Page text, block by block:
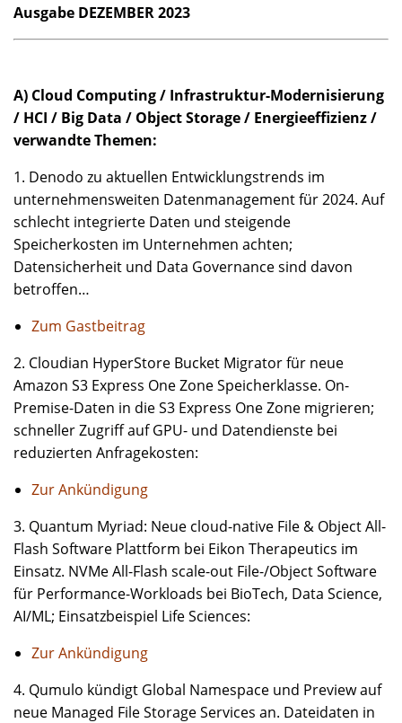
Ausgabe DEZEMBER 2023
A) Cloud Computing / Infrastruktur-Modernisierung
/ HCI / Big Data / Object Storage / Energieeffizienz /
verwandte Themen:
1. Denodo zu aktuellen Entwicklungstrends im
unternehmensweiten Datenmanagement für 2024. Auf
schlecht integrierte Daten und steigende
Speicherkosten im Unternehmen achten;
Datensicherheit und Data Governance sind davon
betroffen…
Zum Gastbeitrag
2. Cloudian HyperStore Bucket Migrator für neue
Amazon S3 Express One Zone Speicherklasse. On-
Premise-Daten in die S3 Express One Zone migrieren;
schneller Zugriff auf GPU- und Datendienste bei
reduzierten Anfragekosten:
Zur Ankündigung
3. Quantum Myriad: Neue cloud-native File & Object All-
Flash Software Plattform bei Eikon Therapeutics im
Einsatz. NVMe All-Flash scale-out File-/Object Software
für Performance-Workloads bei BioTech, Data Science,
AI/ML; Einsatzbeispiel Life Sciences:
Zur Ankündigung
4. Qumulo kündigt Global Namespace und Preview auf
neue Managed File Storage Services an. Dateidaten in